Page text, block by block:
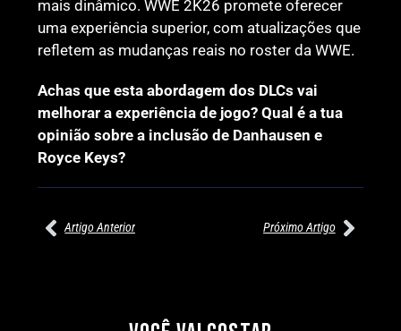
mais dinâmico. WWE 2K26 promete oferecer
uma experiência superior, com atualizações que
refletem as mudanças reais no roster da WWE.
Achas que esta abordagem dos DLCs vai
melhorar a experiência de jogo? Qual é a tua
opinião sobre a inclusão de Danhausen e
Royce Keys?
Artigo Anterior Próximo Artigo
SEGMENTOS A NÃO PERDER
MUNDIAL FEMININO NA AEW